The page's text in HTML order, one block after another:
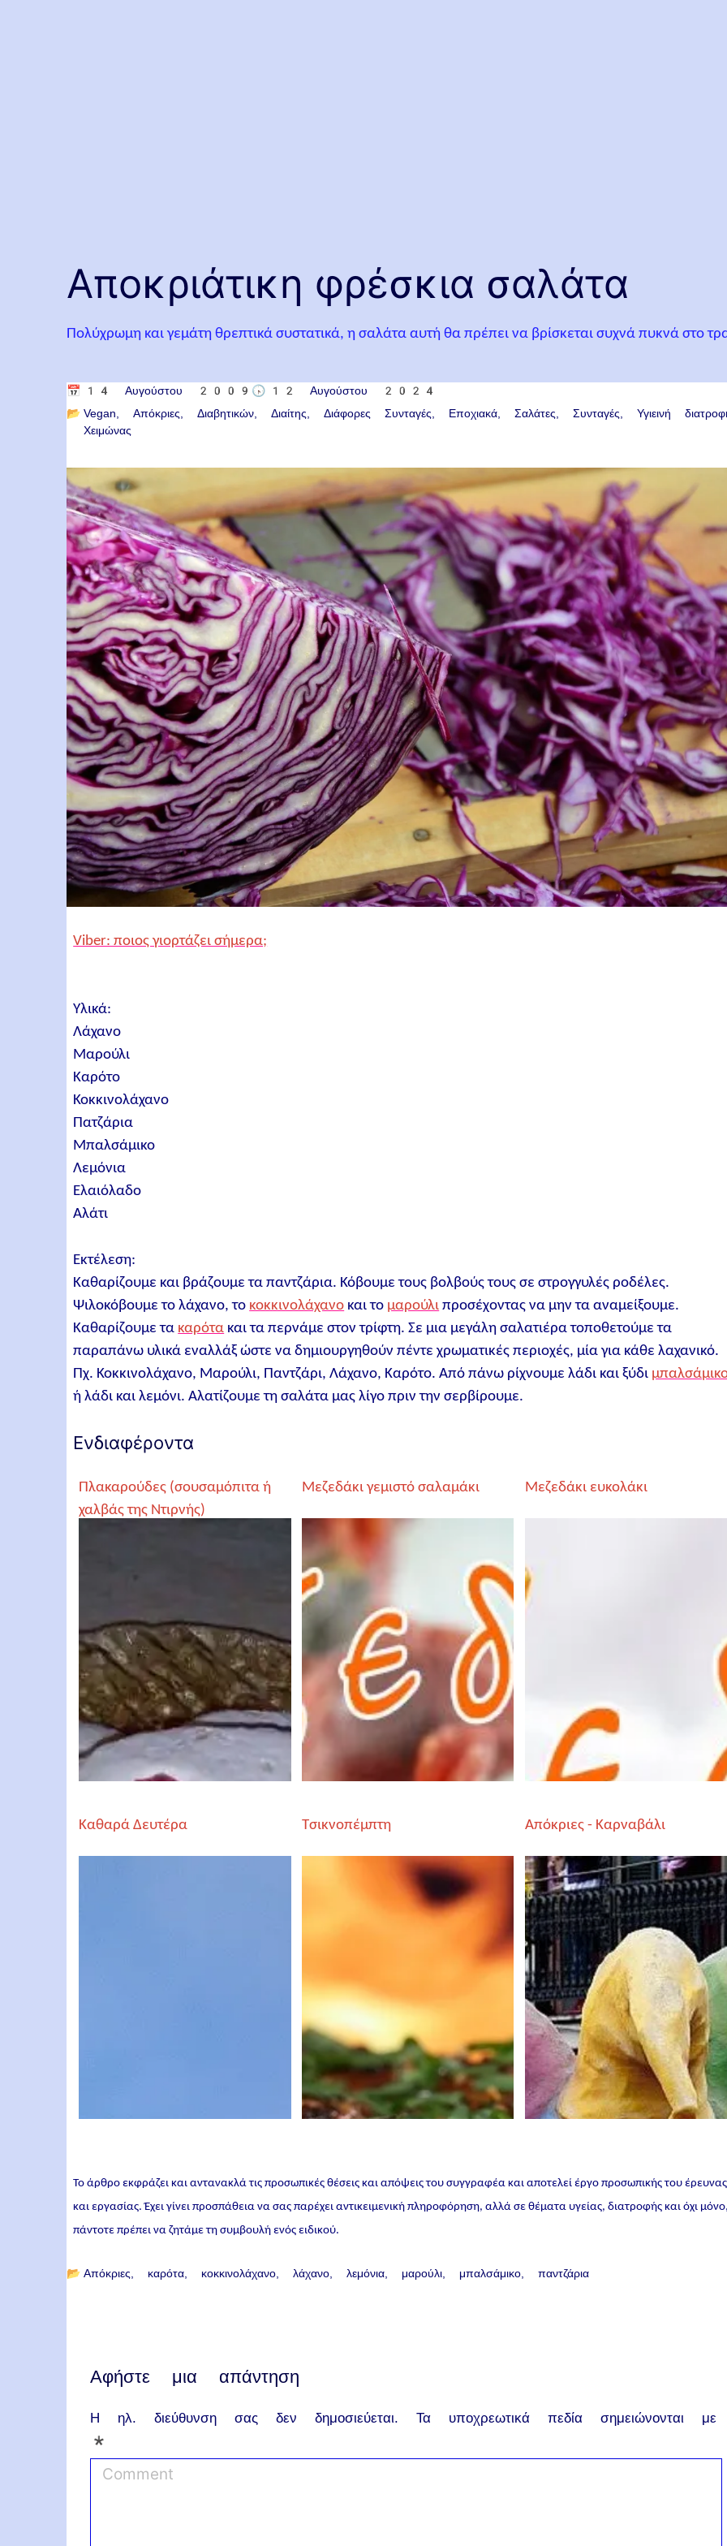
Αποκριάτικη φρέσκια σαλάτα
Πολύχρωμη και γεμάτη θρεπτικά συστατικά, η σαλάτα αυτή θα πρέπει να βρίσκεται συχνά πυκνά στο
📅 14 Αυγούστου 2009 🕟
12 Αυγούστου 2024
📂 Vegan Απόκριες Διαβητικών Διαίτης Διάφορες Συνταγές Εποχιακά Σαλάτες Συνταγές
Υγιεινή
Χειμώνας
Viber: ποιος γιορτάζει σήμερα;
Υλικά:
Λάχανο
Μαρούλι
Καρότο
Κοκκινολάχανο
Πατζάρια
Μπαλσάμικο
Λεμόνια
Ελαιόλαδο
Αλάτι
Εκτέλεση:
Καθαρίζουμε και βράζουμε τα παντζάρια. Κόβουμε τους βολβούς τους σε στρογγυλές ροδέλες.
Ψιλοκόβουμε το λάχανο, το κοκκινολάχανο και το μαρούλι προσέχοντας να μην τα αναμείξουμε.
Καθαρίζουμε τα καρότα και τα περνάμε στον τρίφτη. Σε μια μεγάλη σαλατιέρα τοποθετούμε τα
παραπάνω υλικά εναλλάξ ώστε να δημιουργηθούν πέντε χρωματικές περιοχές, μία για κάθε λαχανικό.
Πχ. Κοκκινολάχανο, Μαρούλι, Παντζάρι, Λάχανο, Καρότο. Από πάνω ρίχνουμε λάδι και ξύδι
ή λάδι και λεμόνι. Αλατίζουμε τη σαλάτα μας λίγο πριν την σερβίρουμε.
Ενδιαφέροντα
Πλακαρούδες (σουσαμόπιτα ή
χαλβάς της Ντιρνής)
Μεζεδάκι γεμιστό σαλαμάκι Μεζεδάκι ευκολάκι
Καθαρά Δευτέρα Τσικνοπέμπτη Απόκριες - Καρναβάλι
Το άρθρο εκφράζει και αντανακλά τις προσωπικές θέσεις και απόψεις του συγγραφέα και αποτελεί έργο προσωπικής του έρευνας
και εργασίας. Έχει γίνει προσπάθεια να σας παρέχει αντικειμενική πληροφόρηση, αλλά σε θέματα υγείας, διατροφής και όχι
πάντοτε πρέπει να ζητάμε τη συμβουλή ενός ειδικού.
📂 Απόκριες καρότα κοκκινολάχανο λάχανο λεμόνια μαρούλι μπαλσάμικο παντζάρια
Αφήστε μια απάντηση
Η ηλ. διεύθυνση σας δεν δημοσιεύεται.
Τα υποχρεωτικά πεδία σημειώνονται με
*